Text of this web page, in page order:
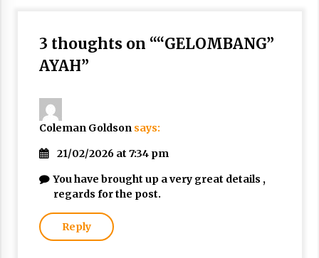
3 thoughts on ““GELOMBANG”
AYAH”
Coleman Goldson says:
21/02/2026 at 7:34 pm
You have brought up a very great details ,
regards for the post.
Reply